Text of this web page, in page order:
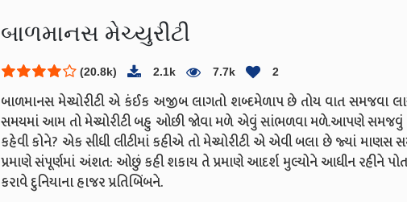
બાળમાનસ મેચ્યુરીટી
(20.8k) 2.1k 7.7k 2
બાળમાનસ મેચ્યોરીટી એ કંઈક અજીબ લાગતો શબ્દમેળાપ છે તોય વાત સમજવા
સમયમાં આમ તો મેચ્યોરીટી બહુ ઓછી જોવા મળે એવું સાંભળવા મળે.આપણે સમજવું
કહેવી કોને? એક સીધી લીટીમાં કહીએ તો મેચ્યોરીટી એ એવી બલા છે જ્યાં માણસ
પ્રમાણે સંપૂર્ણમાં અંશત: ઓછું કહી શકાય તે પ્રમાણે આદર્શ મુલ્યોને આધીન રહીને
કરાવે દુનિયાના હાજર પ્રતિબિંબને.